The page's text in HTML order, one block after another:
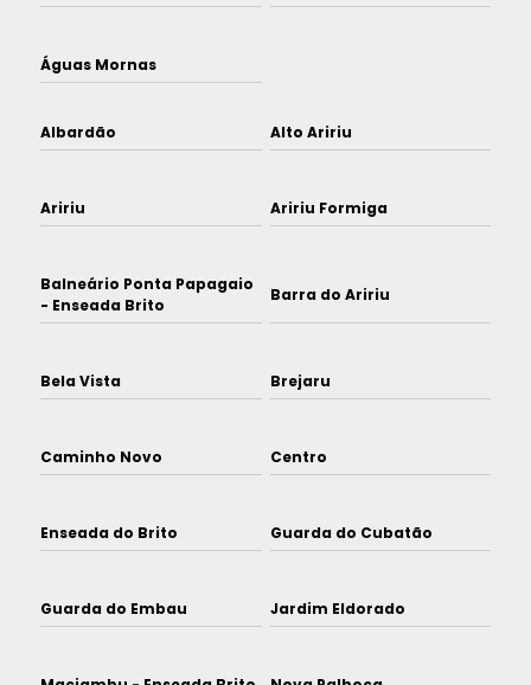
Águas Mornas
Albardão Alto Aririu
Aririu Aririu Formiga
Balneário Ponta Papagaio
- Enseada Brito
Barra do Aririu
Bela Vista Brejaru
Caminho Novo Centro
Enseada do Brito Guarda do Cubatão
Guarda do Embau Jardim Eldorado